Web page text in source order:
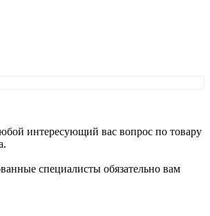
интересующий вас вопрос по товару
специалисты обязательно вам